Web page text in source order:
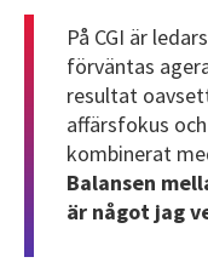
På CGI är
förväntas
resultat
affärsfokus
kombinerat
Balansen
är något jag